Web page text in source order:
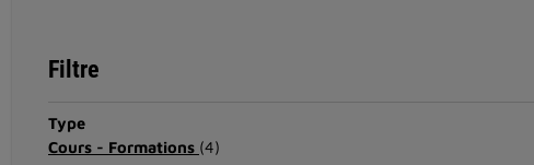
Filtre
Type
Cours - Formations (4)